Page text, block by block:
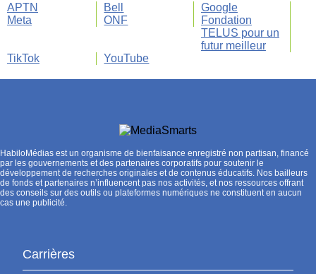
APTN Bell
Google
Meta
ONF
Fondation
TELUS pour un
futur meilleur
TikTok
YouTube
HabiloMédias est un organisme de bienfaisance enregistré non partisan, financé
par les gouvernements et des partenaires corporatifs pour soutenir le
développement de recherches originales et de contenus éducatifs. Nos bailleurs
de fonds et partenaires n’influencent pas nos activités, et nos ressources offrant
des conseils sur des outils ou plateformes numériques ne constituent en aucun
cas une publicité.
Carrières